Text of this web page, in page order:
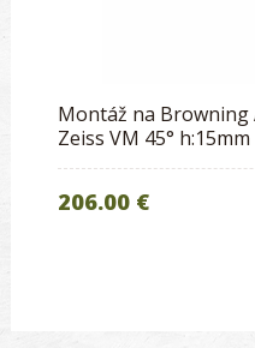
Montáž na
Zeiss VM 45° h:15mm
206.00 €